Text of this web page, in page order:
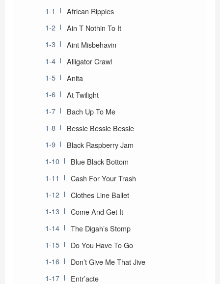
African Ripples
Ain T Nothin To It
Aint Misbehavin
Alligator Crawl
Anita
At Twilight
Bach Up To Me
Bessie Bessie Bessie
Black Raspberry Jam
Blue Black Bottom
Cash For Your Trash
Clothes Line Ballet
Come And Get It
The Digah’s Stomp
Do You Have To Go
Don’t Give Me That Jive
Entr’acte